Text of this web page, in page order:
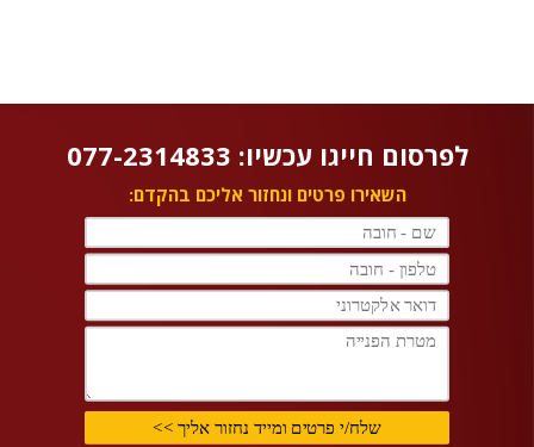
לפרסום חייגו עכשיו: 077-2314833
השאירו פרטים ונחזור אליכם בהקדם: